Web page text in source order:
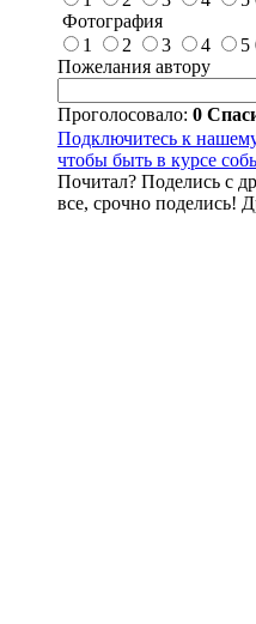
Фотография
1
2 3 4 5
Пожелания автору
Проголосовало: 0
Подключитесь к
чтобы быть в курсе
Почитал? Поделись с
все, срочно поделись!